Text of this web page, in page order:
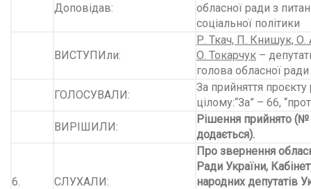
Доповідав:
обласної ради з
соціальної політики
ВИСТУПИли:
Р. Ткач, П. Книшук,
О. Токарчук –
голова обласної ради
ГОЛОСУВАЛИ:
За прийняття
цілому:“За” – 66,
ВИРІШИЛИ:
Рішення прийнято
додається).
6. СЛУХАЛИ:
Про звернення
Ради України,
народних депутатів